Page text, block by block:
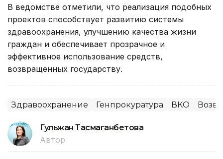
В ведомстве отметили, что реализация подобных
проектов способствует развитию системы
здравоохранения, улучшению качества жизни
граждан и обеспечивает прозрачное и
эффективное использование средств,
возвращенных государству.
Здравоохранение Генпрокуратура ВКО
Гульжан Тасмаганбетова
Автор